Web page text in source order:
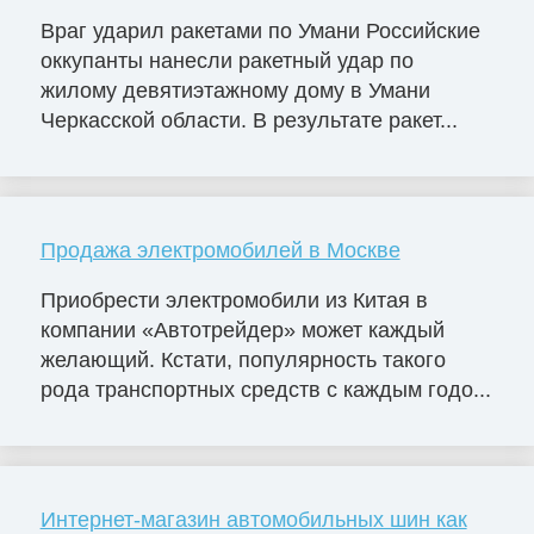
Враг ударил ракетами по Умани Российские
оккупанты нанесли ракетный удар по
жилому девятиэтажному дому в Умани
Черкасской области. В результате ракет...
Продажа электромобилей в Москве
Приобрести электромобили из Китая в
компании «Автотрейдер» может каждый
желающий. Кстати, популярность такого
рода транспортных средств с каждым годо...
Интернет-магазин автомобильных шин как